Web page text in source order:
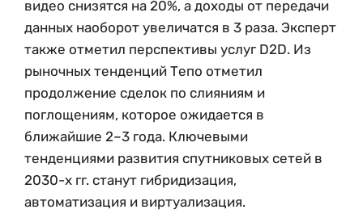
видео снизятся на 20%, а доходы от передачи
данных наоборот увеличатся в 3 раза. Эксперт
также отметил перспективы услуг D2D. Из
рыночных тенденций Тепо отметил
продолжение сделок по слияниям и
поглощениям, которое ожидается в
ближайшие 2–3 года. Ключевыми
тенденциями развития спутниковых сетей в
2030-х гг. станут гибридизация,
автоматизация и виртуализация.